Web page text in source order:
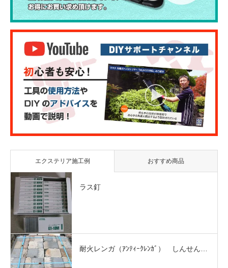
エクステリア施工例 おすすめ商品
ラス釘
耐火レンガ（ｱﾝﾃｨｰｸﾚﾝｶﾞ） しんせん…